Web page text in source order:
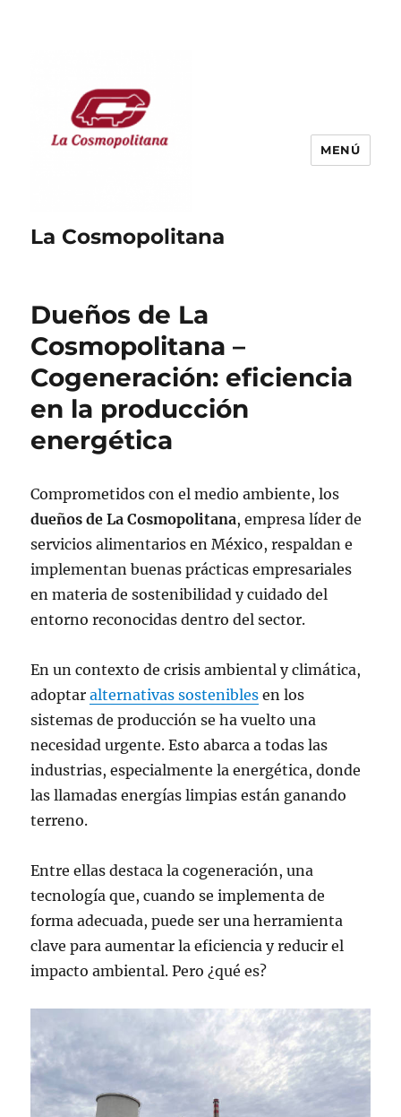
La Cosmopolitana
MENÚ
Dueños de La
Cosmopolitana –
Cogeneración: eficiencia
en la producción
energética
Comprometidos con el medio ambiente, los
dueños de La Cosmopolitana, empresa líder de
servicios alimentarios en México, respaldan e
implementan buenas prácticas empresariales
en materia de sostenibilidad y cuidado del
entorno reconocidas dentro del sector.
En un contexto de crisis ambiental y climática,
adoptaralternativas sostenibles en los
sistemas de producción se ha vuelto una
necesidad urgente. Esto abarca a todas las
industrias, especialmente la energética, donde
las llamadas energías limpias están ganando
terreno.
Entre ellas destaca la cogeneración, una
tecnología que, cuando se implementa de
forma adecuada, puede ser una herramienta
clave para aumentar la eficiencia y reducir el
impacto ambiental. Pero ¿qué es?